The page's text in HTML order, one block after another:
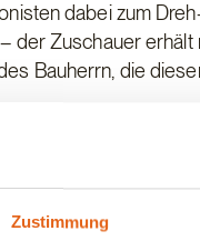
Zustimmung
dabei zum
der Zuschauer
Bauherrn, die
Michelius und
zu
auf